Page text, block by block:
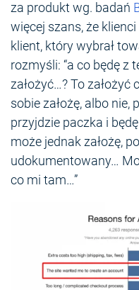
za produkt wg. badań
więcej szans, że
klient, który wybrał
rozmyśli: “a co będę z
założyć…? To założyć
sobie założę, albo nie,
przyjdzie paczka i
może jednak założę,
udokumentowany…
co mi tam…”